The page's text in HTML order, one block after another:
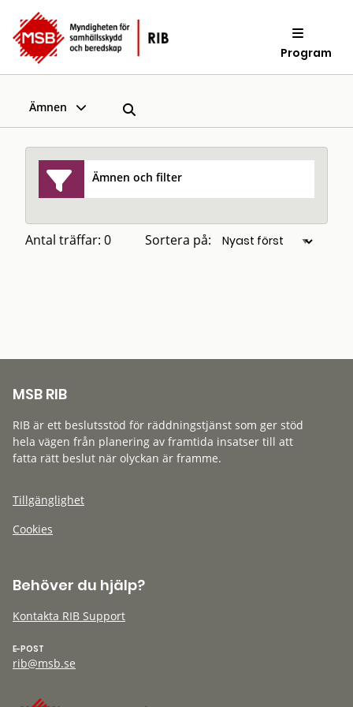
Program
Ämnen
Ämnen och filter
Antal träffar: 0 Sortera på:
MSB RIB
RIB är ett beslutsstöd för räddningstjänst som ger stöd
hela vägen från planering av framtida insatser till att
fatta rätt beslut när olyckan är framme.
Tillgänglighet
Cookies
Behöver du hjälp?
Kontakta RIB Support
E-POST
rib@msb.se